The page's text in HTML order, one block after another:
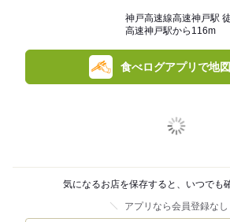
神戸高速線高速神戸駅
高速神戸駅から116m
食べログアプリで地
気になるお店を保存すると、いつでも
アプリなら会員登録なし